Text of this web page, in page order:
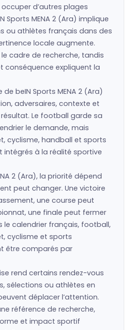
d’autres plages
Sports MENA 2 (Ara) implique
ou athlètes français dans des
locale augmente.
cadre de recherche, tandis
conséquence expliquent la
beIN Sports MENA 2 (Ara)
adversaires, contexte et
Le football garde sa
le demande, mais
cyclisme, handball et sports
intégrés à la réalité sportive
2 (Ara), la priorité dépend
peut changer. Une victoire
une course peut
une finale peut fermer
le calendrier français, football,
cyclisme et sports
être comparés par
rend certains rendez-vous
sélections ou athlètes en
déplacer l’attention.
référence de recherche,
et impact sportif